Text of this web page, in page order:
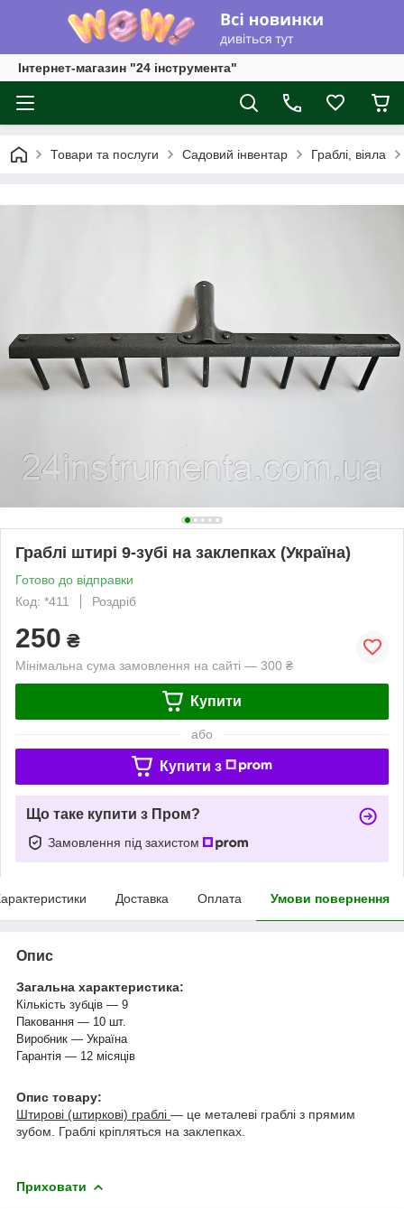
Інтернет-магазин "24 інструмента"
Товари та послуги Садовий інвентар Граблі, віяла
Граблі штирі 9-зубі на заклепках (Україна)
Готово до відправки
Код: *411
Роздріб
250 ₴
Мінімальна сума замовлення на сайті — 300 ₴
Купити
або
Купити з
Що таке купити з Пром?
Замовлення під захистом
Доставка Оплата Умови повернення
Опис
Загальна характеристика:
Кількість зубців — 9
Паковання — 10 шт.
Виробник — Україна
Гарантія — 12 місяців
Опис товару:
Штирові (штиркові) граблі — це металеві граблі з прямим
зубом. Граблі кріпляться на заклепках.
Приховати